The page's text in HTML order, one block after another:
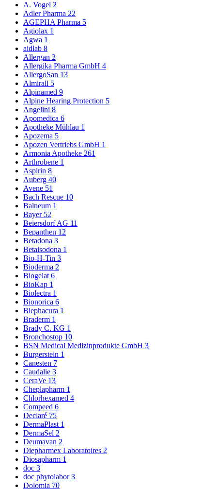
A. Vogel 2
Adler Pharma 22
AGEPHA Pharma 5
Agiolax 1
Agwa 1
aidlab 8
Allergan 2
Allergika Pharma GmbH 4
AllergoSan 13
Almirall 5
Alpinamed 9
Alpine Hearing Protection 5
Angelini 8
Apomedica 6
Apotheke Mühlau 1
Apozema 5
Apozen Vertriebs GmbH 1
Armonia Apotheke 261
Arthrobene 1
Aspirin 8
Auberg 40
Avene 51
Bach Rescue 10
Balneum 1
Bayer 52
Beiersdorf AG 11
Bepanthen 12
Betadona 3
Betaisodona 1
Bio-H-Tin 3
Bioderma 2
Biogelat 6
BioKap 1
Biolectra 1
Bionorica 6
Blephacura 1
Braderm 1
Brady C. KG 1
Bronchostop 10
BSN Medical Medizinprodukte GmbH 3
Burgerstein 1
Canesten 7
Caudalie 3
CeraVe 13
Cheplapharm 1
Chlorhexamed 4
Compeed 6
Declaré 75
DermaPlast 1
DermaSel 2
Deumavan 2
Diepharmex Laboratoires 2
Diosapharm 1
doc 3
doc phytolabor3
Dolomia 70